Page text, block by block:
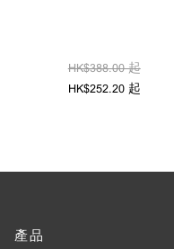
HK$388.00 起
HK$252.20 起
產品